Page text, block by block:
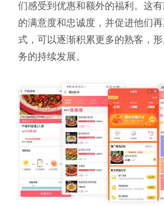
们感受到优惠和额外的福利。这
的满意度和忠诚度，并促进他们
式，可以逐渐积累更多的熟客，
务的持续发展。